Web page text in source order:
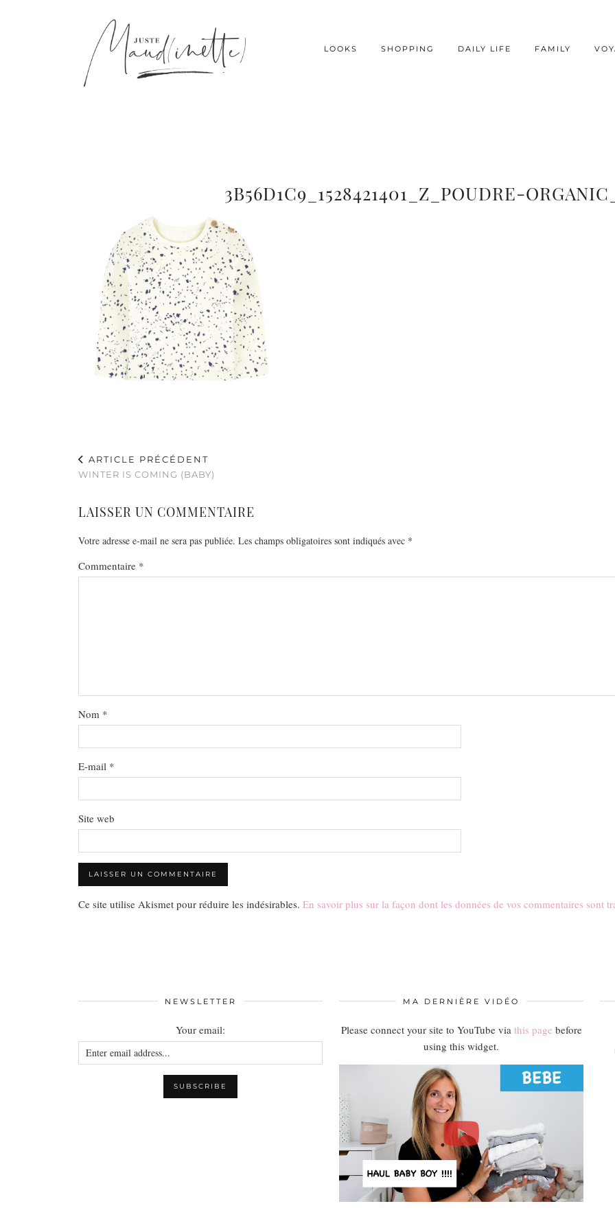
LOOKS SHOPPING DAILY LIFE FAMILY
3B56D1C9_1528421401_Z_POUDRE-
ARTICLE PRÉCÉDENT
WINTER IS COMING (BABY)
LAISSER UN COMMENTAIRE
Votre adresse e-mail ne sera pas publiée. Les champs obligatoires sont indiqués avec *
Commentaire *
Nom *
E-mail *
Site web
Ce site utilise Akismet pour réduire les indésirables. En savoir plus sur la façon dont les données de vos commentaires sont
NEWSLETTER
Your email:
MA DERNIÈRE VIDÉO
Please connect your site to YouTube via this page before
using this widget.